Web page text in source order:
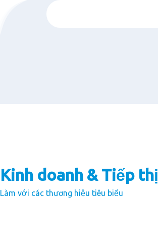
Kinh doanh & Tiếp thị
Làm với các thương hiệu tiêu biểu